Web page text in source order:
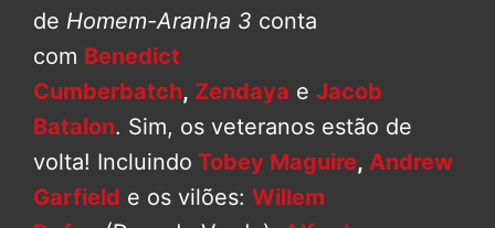
de Homem-Aranha 3 conta
com Benedict
Cumberbatch, Zendaya e Jacob
Batalon. Sim, os veteranos estão de
volta! Incluindo Tobey Maguire, Andrew
Garfield e os vilões: Willem